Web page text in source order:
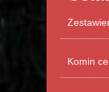
Komin